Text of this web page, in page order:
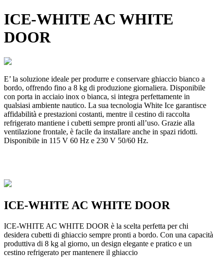
ICE-WHITE AC WHITE
DOOR
E’ la soluzione ideale per produrre e conservare ghiaccio bianco a
bordo, offrendo fino a 8 kg di produzione giornaliera. Disponibile
con porta in acciaio inox o bianca, si integra perfettamente in
qualsiasi ambiente nautico. La sua tecnologia White Ice garantisce
affidabilità e prestazioni costanti, mentre il cestino di raccolta
refrigerato mantiene i cubetti sempre pronti all’uso. Grazie alla
ventilazione frontale, è facile da installare anche in spazi ridotti.
Disponibile in 115 V 60 Hz e 230 V 50/60 Hz.
ICE-WHITE AC WHITE DOOR
ICE-WHITE AC WHITE DOOR è la scelta perfetta per chi
desidera cubetti di ghiaccio sempre pronti a bordo. Con una capacità
produttiva di 8 kg al giorno, un design elegante e pratico e un
cestino refrigerato per mantenere il ghiaccio